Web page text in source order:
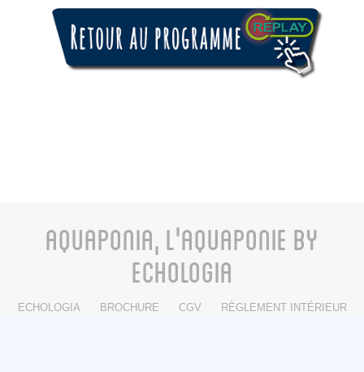
AQUAPONIA, L'AQUAPONIE BY
ECHOLOGIA
ECHOLOGIA BROCHURE CGV
RÈGLEMENT INTÉRIEUR